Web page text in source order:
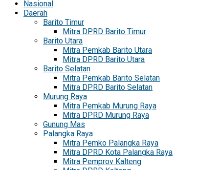
Nasional
Daerah
Barito Timur
Mitra DPRD Barito Timur
Barito Utara
Mitra Pemkab Barito Utara
Mitra DPRD Barito Utara
Barito Selatan
Mitra Pemkab Barito Selatan
Mitra DPRD Barito Selatan
Murung Raya
Mitra Pemkab Murung Raya
Mitra DPRD Murung Raya
Gunung Mas
Palangka Raya
Mitra Pemko Palangka Raya
Mitra DPRD Kota Palangka Raya
Mitra Pemprov Kalteng